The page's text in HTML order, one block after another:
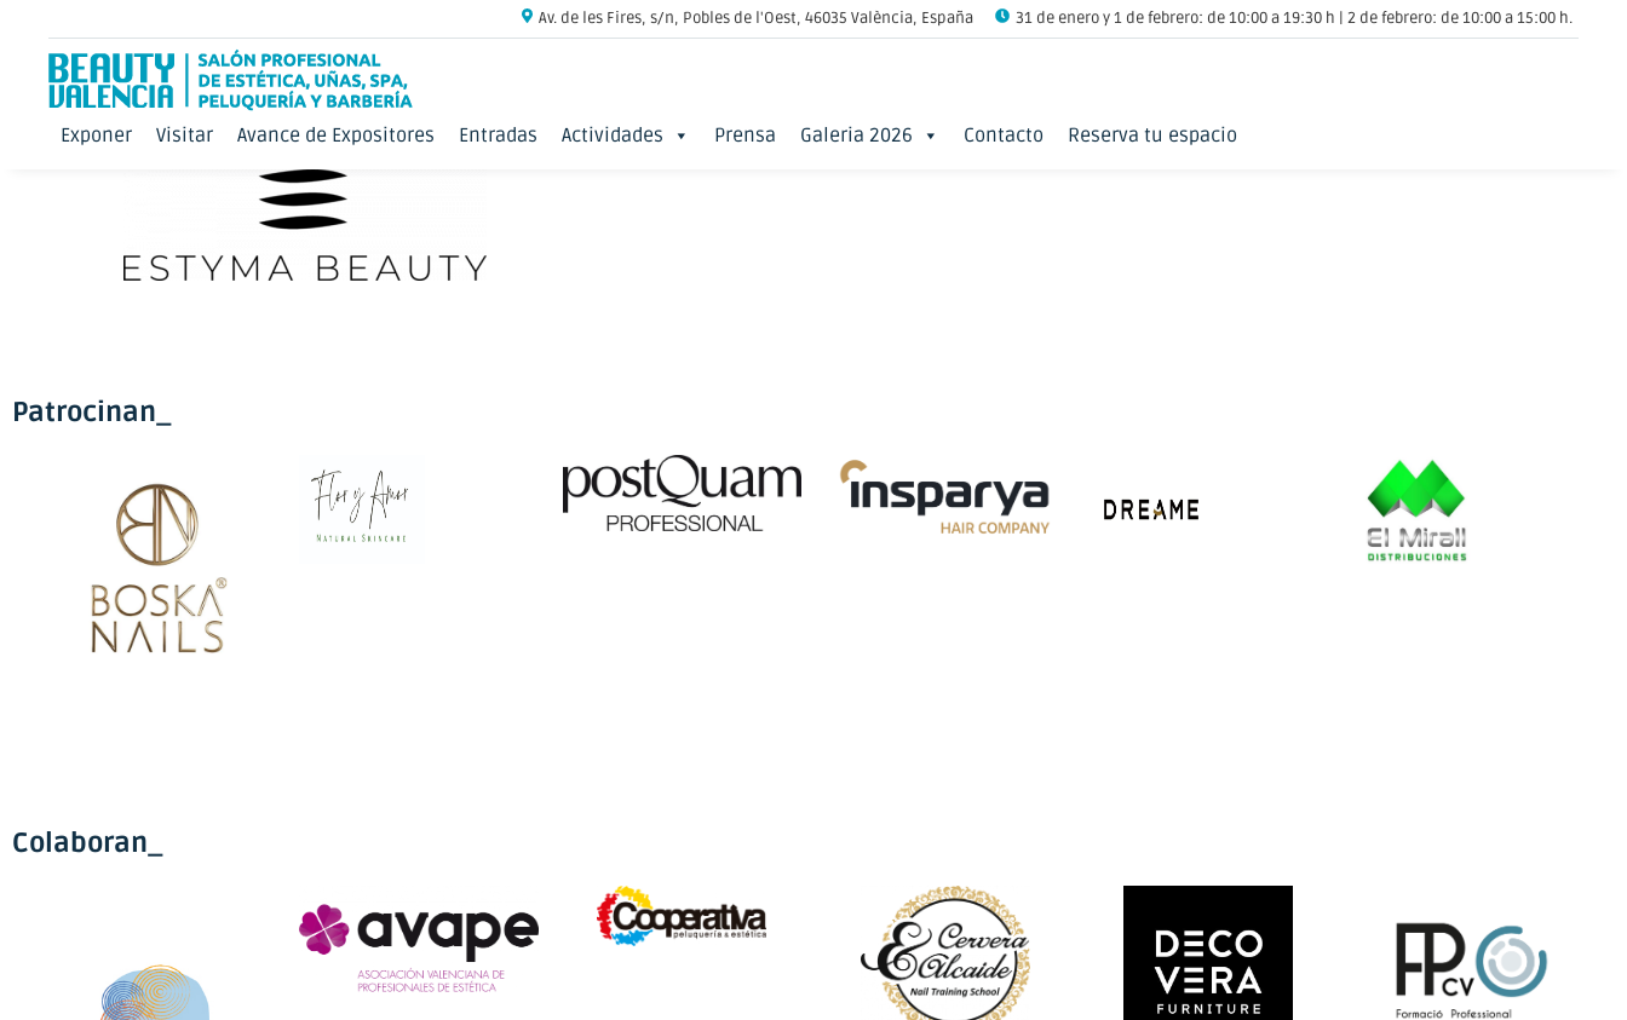
Av. de les Fires, s/n, Pobles de l'Oest, 46035 València, España 31 de enero y 1 de febrero: de 10:00 a 19:30 h | 2 de febrero: de 10:00 a 15:00 h.
Exponer Visitar Avance de Expositores Entradas Actividades Prensa Galeria 2026 Contacto Reserva tu espacio
Patrocinan_
Colaboran_